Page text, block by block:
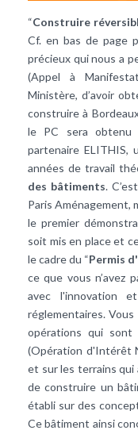
“Construire
Cf. en bas de page
précieux qui nous a
(Appel à
Ministère, d’avoir
construire à
le PC sera obtenu
partenaire
années de travail
des bâtiments.
Paris Aménagement,
le premier
soit mis en place et
le cadre du “Permis
ce que vous n’avez
avec l'innovation
réglementaires.
opérations qui sont
(Opération d'Intérêt
et sur les terrains qui
de construire un
établi sur des
Ce bâtiment ainsi